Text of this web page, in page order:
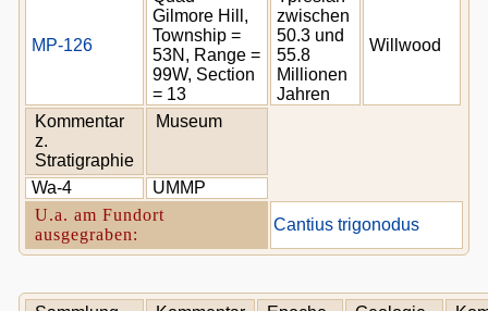
MP-126
Gilmore Hill,
Township =
53N, Range =
99W, Section
= 13
zwischen
50.3 und
55.8
Millionen
Jahren
Willwood
Kommentar
z.
Stratigraphie
Museum
Wa-4
UMMP
U.a. am Fundort
ausgegraben:
Cantius trigonodus